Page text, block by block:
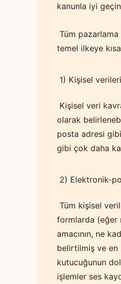
kanunla iyi
Tüm
temel ilkeye
1) Kişisel
Kişisel veri
olarak
posta adresi
gibi çok daha
2) Elektronik-
Tüm kişisel
formlarda (eğer
amacının, ne
belirtilmiş ve en
kutucuğunun
işlemler ses